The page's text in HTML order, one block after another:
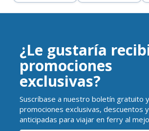
¿Le gustaría
promociones
exclusivas?
Suscríbase a nuestro boletín gratuito
promociones exclusivas, descuentos
anticipadas para viajar en ferry al